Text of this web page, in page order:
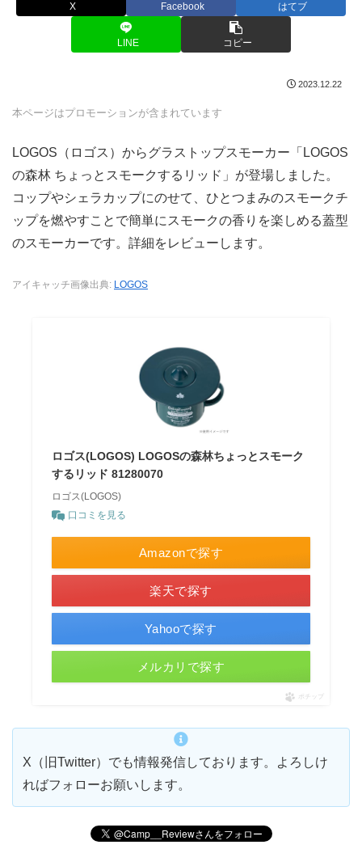
X Facebook はてブ
LINE コピー
2023.12.22
本ページはプロモーションが含まれています
LOGOS（ロゴス）からグラストップスモーカー「LOGOS
の森林 ちょっとスモークするリッド」が登場しました。
コップやシェラカップにのせて、ひとつまみのスモークチ
ップを燃やすことで簡単にスモークの香りを楽しめる蓋型
のスモーカーです。詳細をレビューします。
アイキャッチ画像出典: LOGOS
ロゴス(LOGOS) LOGOSの森林ちょっとスモーク
するリッド 81280070
ロゴス(LOGOS)
口コミを見る
Amazonで探す
楽天で探す
Yahooで探す
メルカリで探す
ポチップ
X（旧Twitter）でも情報発信しております。よろしけ
ればフォローお願いします。